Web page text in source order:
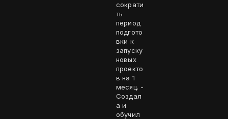
сократи
ть
период
подгото
вки к
запуску
новых
проекто
в на 1
месяц. -
Создал
а и
обучил